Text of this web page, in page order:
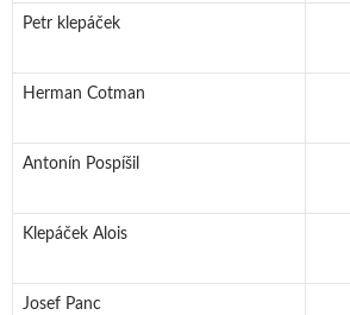
Petr klepáček
Herman Cotman
Antonín Pospíšil
Klepáček Alois
Josef Panc